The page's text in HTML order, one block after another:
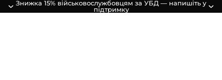
Знижка 15% військовослужбовцям за УБД — напишіть у
підтримку